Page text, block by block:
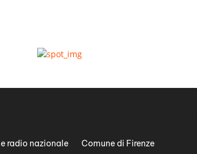
radio nazionale
Comune di Firenze